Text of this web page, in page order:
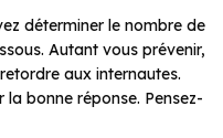
déterminer le nombre de
Autant vous prévenir,
aux internautes.
la bonne réponse. Pensez-